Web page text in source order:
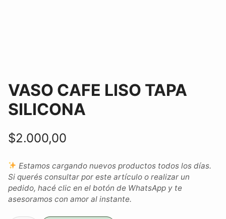
VASO CAFE LISO TAPA
SILICONA
$2.000,00
Estamos cargando nuevos productos todos los días.
Si querés consultar por este artículo o realizar un
pedido, hacé clic en el botón de WhatsApp y te
asesoramos con amor al instante.